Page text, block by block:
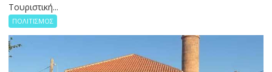
Τουριστική...
ΠΟΛΙΤΙΣΜΟΣ